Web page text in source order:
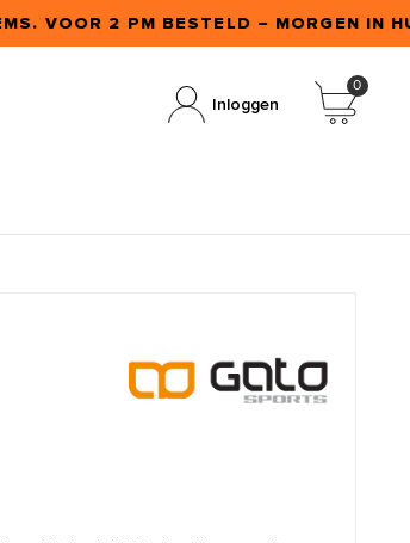
VOOR 2 PM BESTELD – MORGEN IN
Inloggen
0